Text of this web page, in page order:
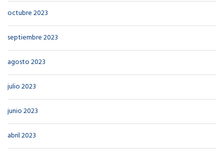
octubre 2023
septiembre 2023
agosto 2023
julio 2023
junio 2023
abril 2023